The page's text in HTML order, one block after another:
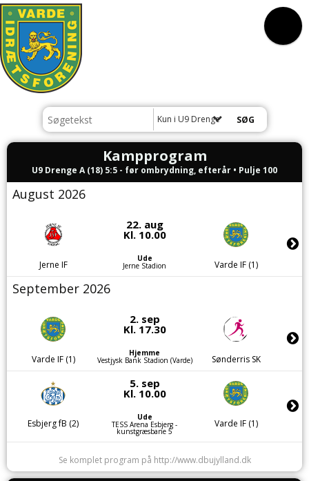
Kun i U9 Drenge
Kampprogram
U9 Drenge A (18) 5:5 - før ombrydning, efterår • Pulje 100
August 2026
Jerne IF
22. aug
Kl. 10.00
Ude
Jerne Stadion Varde IF (1)
September 2026
Varde IF (1)
2. sep
Kl. 17.30
Hjemme
Vestjysk Bank Stadion (Varde) Sønderris SK
Esbjerg fB (2)
5. sep
Kl. 10.00
Ude
TESS Arena Esbjerg -
kunstgræsbane 5
Varde IF (1)
Se komplet program på http://www.dbujylland.dk